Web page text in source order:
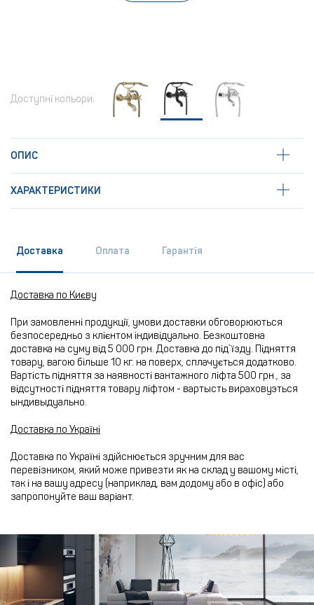
Доступні кольори:
ОПИС
ХАРАКТЕРИСТИКИ
Доставка Оплата Гарантія
Доставка по Києву
При замовленні продукції, умови доставки обговорюються
безпосередньо з клієнтом індивідуально. Безкоштовна
доставка на суму від 5 000 грн. Доставка до під`їзду. Підняття
товару, вагою більше 10 кг. на поверх, сплачується додатково.
Вартість підняття за наявності вантажного ліфта 500 грн., за
відсутності підняття товару ліфтом - вартысть вираховуэться
ындивыдуально.
Доставка по Україні
Доставка по Україні здійснюється зручним для вас
перевізником, який може привезти як на склад у вашому місті,
так і на вашу адресу (наприклад, вам додому або в офіс) або
запропонуйте ваш варіант.